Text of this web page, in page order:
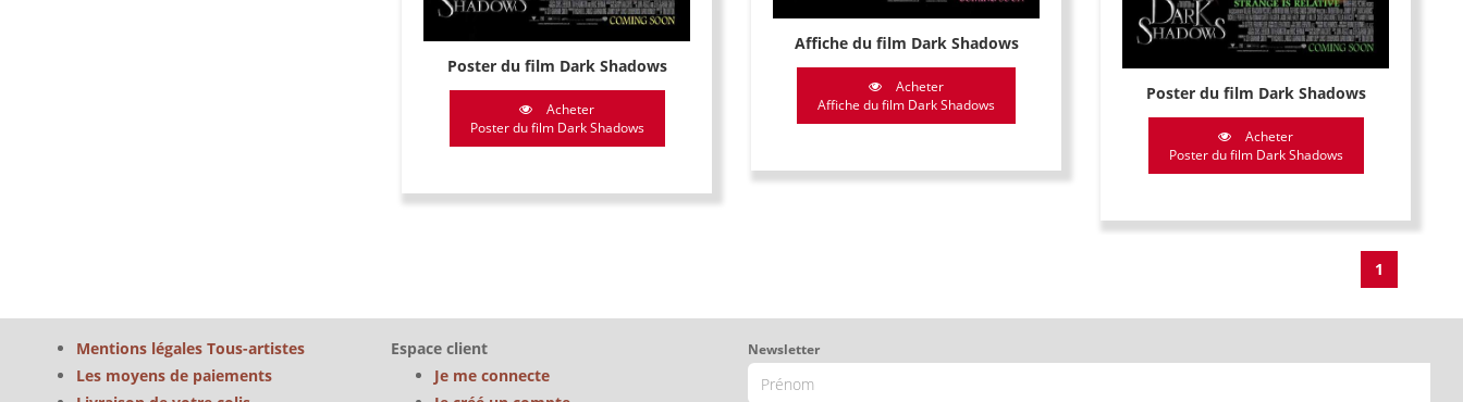
Affiche du film Dark Shadows
Acheter
Affiche du film Dark Shadows
Poster du film Dark Shadows
Acheter
Poster du film Dark Shadows
Poster du film Dark Shadows
Acheter
Poster du film Dark Shadows
1
Mentions légales Tous-artistes
Les moyens de paiements
Espace client
Je me connecte
Newsletter